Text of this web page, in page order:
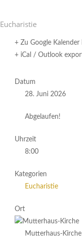
Eucha­ristie
+ Zu Google Kalender
+ iCal / Outlook
Datum
28. Juni 2026
Abgelaufen!
Uhrzeit
8:00
Kategorien
Eucharistie
Ort
Mutterhaus-Kirche